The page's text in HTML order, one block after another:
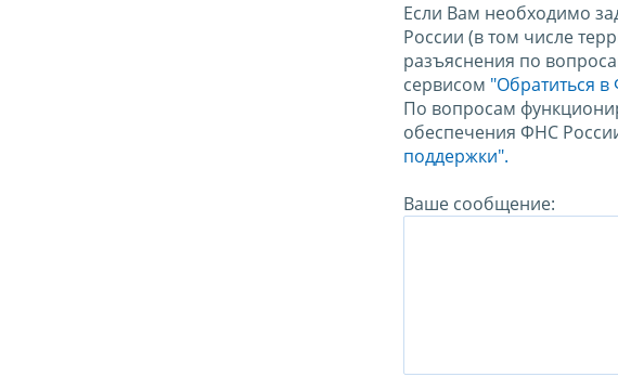
Если Вам необходимо
России (в том числе
разъяснения по
сервисом "Обратиться
По вопросам
обеспечения ФНС
поддержки".
Ваше сообщение: